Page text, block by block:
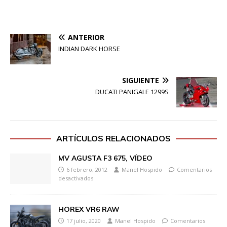
ANTERIOR
INDIAN DARK HORSE
SIGUIENTE
DUCATI PANIGALE 1299S
ARTÍCULOS RELACIONADOS
MV AGUSTA F3 675, VÍDEO
6 febrero, 2012 Manel Hospido
Comentarios
desactivados
HOREX VR6 RAW
17 julio, 2020 Manel Hospido
Comentarios